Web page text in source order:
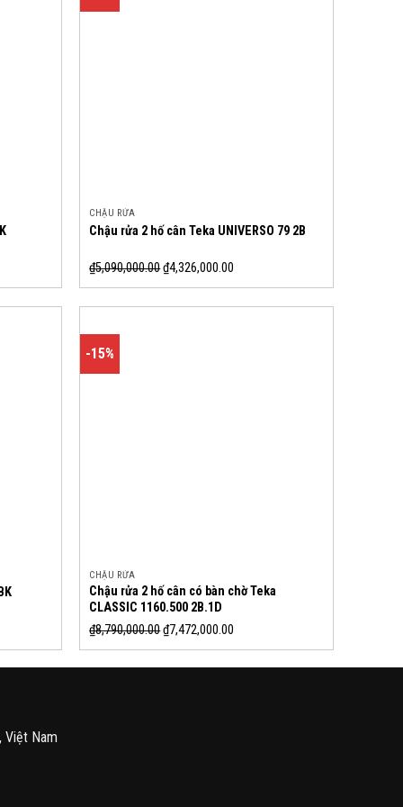
CHẬU RỬA
Chậu rửa 2 hố cân Teka UNIVERSO 79 2B
₫5,090,000.00₫4,326,000.00
-15%
CHẬU RỬA
Chậu rửa 2 hố cân có bàn chờ Teka
CLASSIC 1160.500 2B.1D
₫8,790,000.00₫7,472,000.00
Việt Nam